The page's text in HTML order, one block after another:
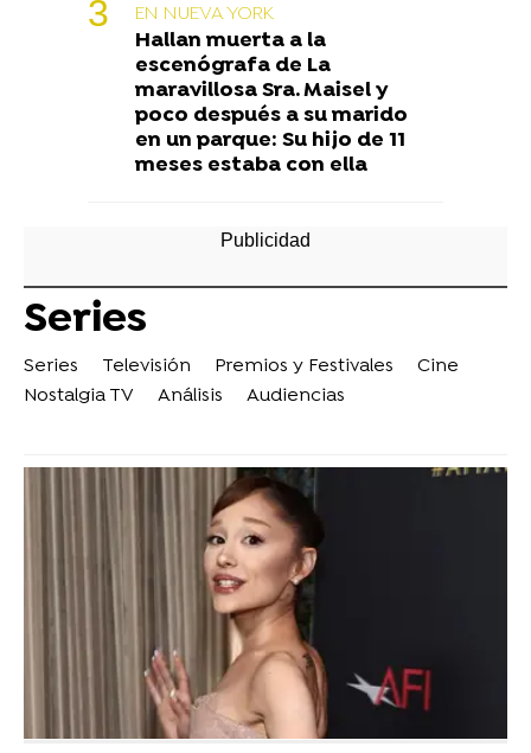
EN NUEVA YORK
Hallan muerta a la
escenógrafa de La
maravillosa Sra. Maisel y
poco después a su marido
en un parque: Su hijo de 11
meses estaba con ella
Series
Series Televisión Premios y Festivales
Cine
Nostalgia TV
Análisis Audiencias